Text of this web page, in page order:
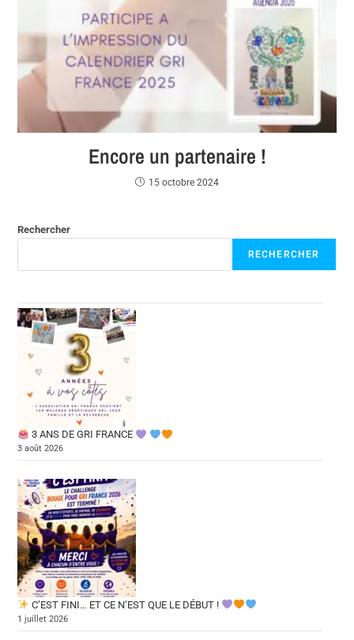
Encore un partenaire !
15 octobre 2024
Rechercher
RECHERCHER
3 ANS DE GRI FRANCE
3 août 2026
C’EST FINI… ET CE N’EST QUE LE DÉBUT !
1 juillet 2026